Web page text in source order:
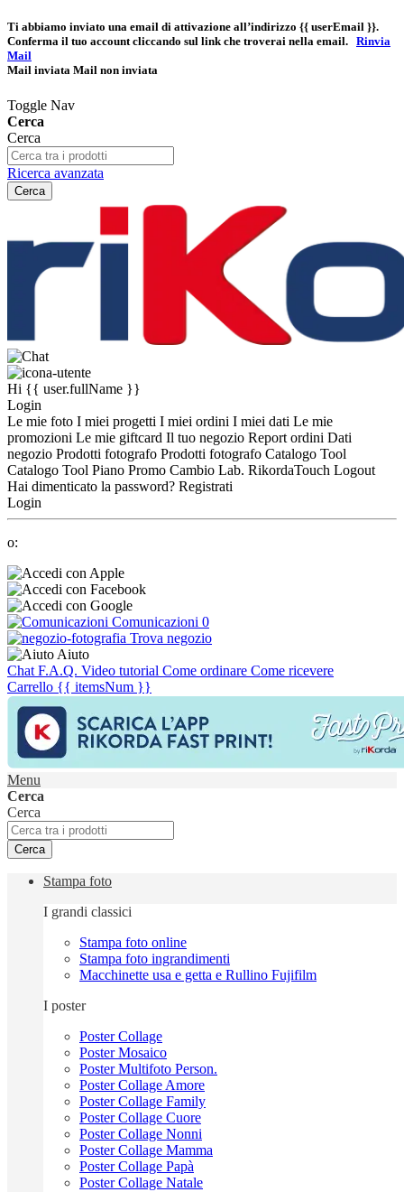
Ti abbiamo inviato una email di attivazione all’indirizzo {{ userEmail }}.
Conferma il tuo account cliccando sul link che troverai nella email. Rinvia
Mail
Mail inviata Mail non inviata
Toggle Nav
Cerca
Cerca
Ricerca avanzata
Cerca
Hi {{ user.fullName }}
Login
Le mie foto I miei progetti I miei ordini I miei dati Le mie
promozioni Le mie giftcard Il tuo negozio Report ordini Dati
negozio Prodotti fotografo Prodotti fotografo Catalogo Tool
Catalogo Tool Piano Promo Cambio Lab. RikordaTouch Logout
Hai dimenticato la password? Registrati
Login
o:
Comunicazioni 0
Trova negozio
Aiuto
Chat F.A.Q. Video tutorial Come ordinare Come ricevere
Carrello {{ itemsNum }}
Menu
Cerca
Cerca
Cerca
Stampa foto
I grandi classici
Stampa foto online
Stampa foto ingrandimenti
Macchinette usa e getta e Rullino Fujifilm
I poster
Poster Collage
Poster Mosaico
Poster Multifoto Person.
Poster Collage Amore
Poster Collage Family
Poster Collage Cuore
Poster Collage Nonni
Poster Collage Mamma
Poster Collage Papà
Poster Collage Natale